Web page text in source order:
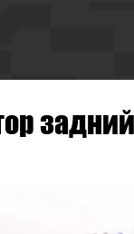
задний